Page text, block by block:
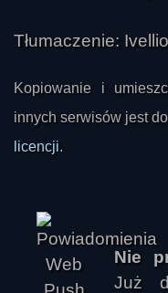
Tłumaczenie:
Kopiowanie i
innych serwisów jest
licencji.
Nie
Już